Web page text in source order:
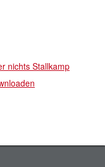
nichts Stallkamp